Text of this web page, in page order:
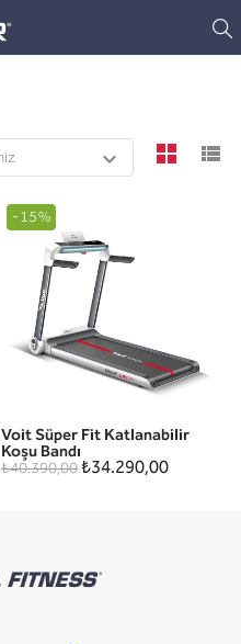
-15%
Voit Süper Fit Katlanabilir
Koşu Bandı
₺40.390,00₺34.290,00